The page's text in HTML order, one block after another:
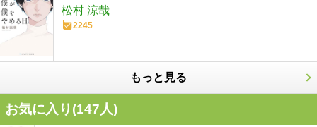
松村 涼哉
2245
もっと見る
お気に入り(147人)